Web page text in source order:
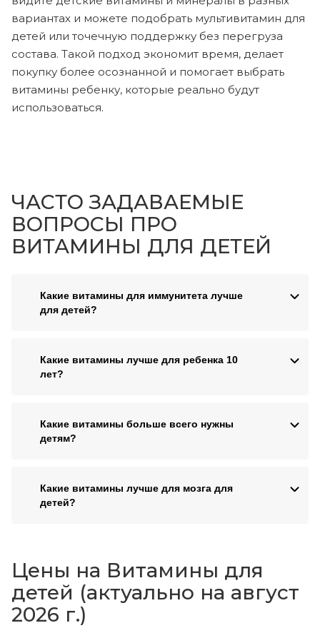
вариантах и можете подобрать мультивитамин для
детей или точечную поддержку без перегруза
состава. Такой подход экономит время, делает
покупку более осознанной и помогает выбрать
витамины ребенку, которые реально будут
использоваться.
ЧАСТО ЗАДАВАЕМЫЕ
ВОПРОСЫ ПРО
ВИТАМИНЫ ДЛЯ ДЕТЕЙ
Какие витамины для иммунитета лучше
для детей?
Какие витамины лучше для ребенка 10
лет?
Какие витамины больше всего нужны
детям?
Какие витамины лучше для мозга для
детей?
Цены на Витамины для
детей (актуально на август
2026 г.)